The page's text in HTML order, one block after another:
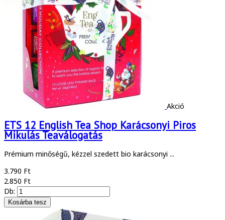
Akció
ETS 12 English Tea Shop Karácsonyi Piros
Mikulás Teaválogatás
Prémium minőségű, kézzel szedett bio karácsonyi ...
3.790 Ft
2.850 Ft
Db: